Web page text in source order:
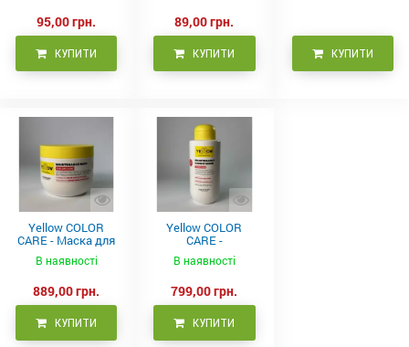
95,00 грн.
КУПИТИ
89,00 грн.
КУПИТИ КУПИТИ
Yellow COLOR
CARE - Маска для
фарбованого
волосся, 500 мл
В наявності
889,00 грн.
КУПИТИ
Yellow COLOR
CARE -
Кондиціонер для
фарбованого
В наявності
799,00 грн.
КУПИТИ